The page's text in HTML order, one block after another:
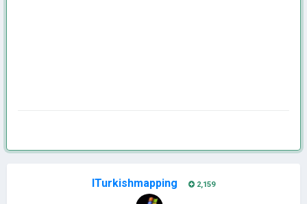
ITurkishmapping 2,159